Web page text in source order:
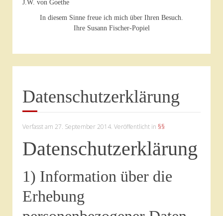
J.W. von Goethe
In diesem Sinne freue ich mich über Ihren Besuch.
Ihre Susann Fischer-Popiel
Datenschutzerklärung
Verfasst am 27. September 2014. Veröffentlicht in §§
Datenschutzerklärung
1) Information über die
Erhebung